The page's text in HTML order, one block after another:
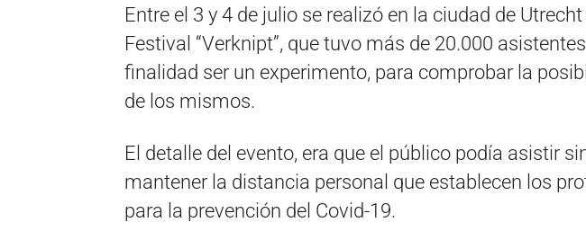
Entre el 3 y 4 de julio se realizó en la ciudad de
Festival “Verknipt”, que tuvo más de 20.000
finalidad ser un experimento, para comprobar la
de los mismos.
El detalle del evento, era que el público podía asistir
mantener la distancia personal que establecen los
para la prevención del Covid-19.